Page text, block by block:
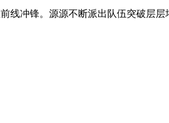
线冲锋。源源不断派出队伍突破层层